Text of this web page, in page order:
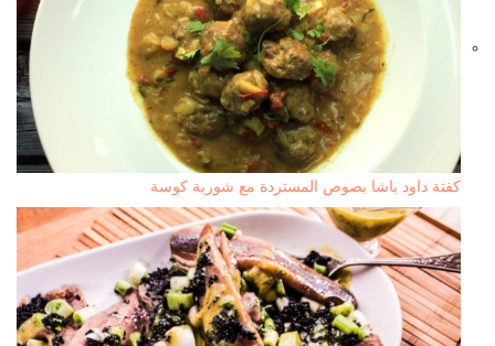
كفتة داود باشا بصوص المستردة مع شوربة كوسة